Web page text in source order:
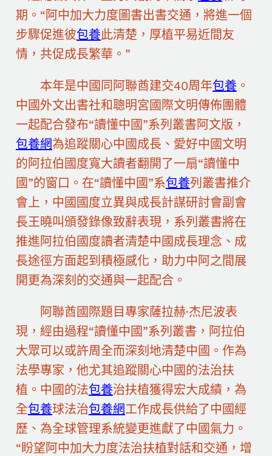
期。“阿中加大力度圖書出書交通，將進一個
步驟促進彼包養此清楚，厚植平易近間友
情，共促成長繁華。”
本年是中國同阿聯酋建交40周年包養。
中國外文出書社和聰明宮國際文明傳佈團體
一起配合發布“讀懂中國”系列叢書阿文版，
包養網為追蹤關心中國成長、愛好中國文明
的阿拉伯國度寬大讀者翻開了一扇“讀懂中
國”的窗口。在“讀懂中國”系包養列叢書推介
會上，中國國度立異與成長計謀研討會副會
長王曉叫頒發錄像致辭表現，系列叢書將在
推進阿拉伯國度讀者清楚中國成長理念、成
長途徑方面起到積極感化，助力中阿之間展
開更為深刻的交通與一起配合。
阿聯酋國際題目專家薩拉赫·杰尼波表
現，經由過程“讀懂中國”系列叢書，阿拉伯
大眾可以或許周全而深刻地清楚中國。作為
法學專家，他尤其追蹤關心中國的法治扶
植。中國的法包養治扶植獲得宏大成績，為
全包養球法治包養網工作成長供給了中國經
歷、為全球管理系統變更進獻了中國氣力。
“盼望阿中加大力度法治扶植對話和交通，增